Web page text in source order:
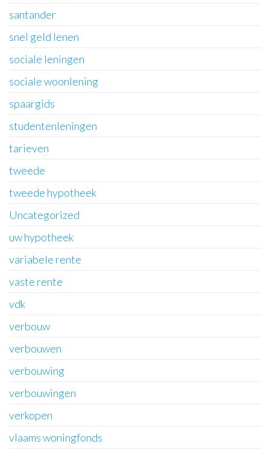
santander
snel geld lenen
sociale leningen
sociale woonlening
spaargids
studentenleningen
tarieven
tweede
tweede hypotheek
Uncategorized
uw hypotheek
variabele rente
vaste rente
vdk
verbouw
verbouwen
verbouwing
verbouwingen
verkopen
vlaams woningfonds